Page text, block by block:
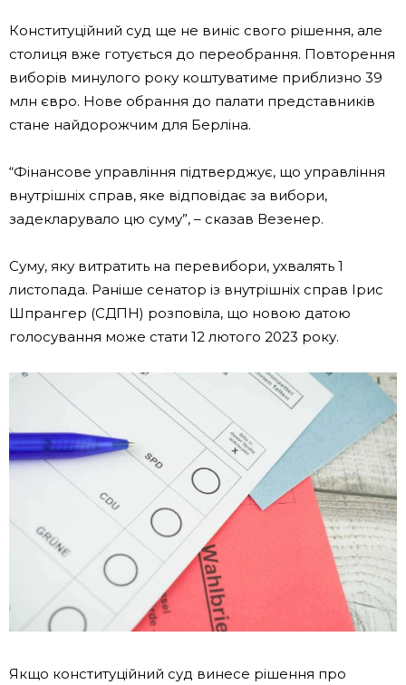
Конституційний суд ще не виніс свого рішення, але
столиця вже готується до переобрання. Повторення
виборів минулого року коштуватиме приблизно 39
млн євро. Нове обрання до палати представників
стане найдорожчим для Берліна.
“Фінансове управління підтверджує, що управління
внутрішніх справ, яке відповідає за вибори,
задекларувало цю суму”, – сказав Везенер.
Суму, яку витратить на перевибори, ухвалять 1
листопада. Раніше сенатор із внутрішніх справ Ірис
Шпрангер (СДПН) розповіла, що новою датою
голосування може стати 12 лютого 2023 року.
Якщо конституційний суд винесе рішення про